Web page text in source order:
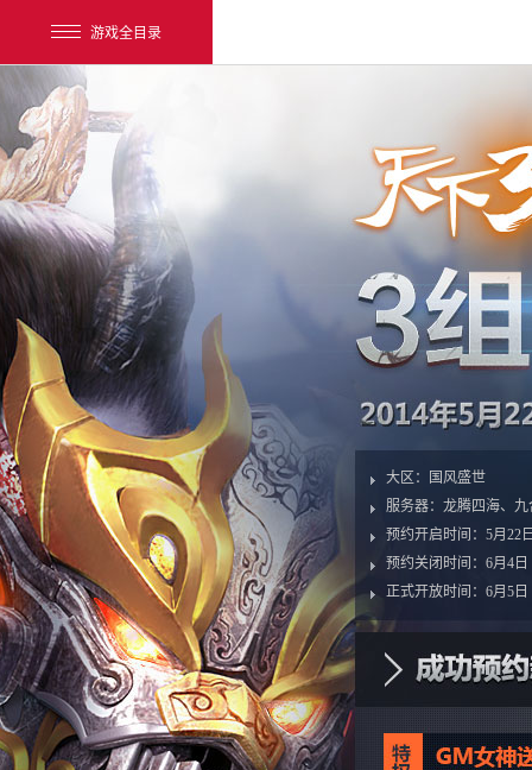
游戏全目录
网易游戏
游戏爱好者
我的足迹： 天下3
大区：
国风盛世
服务器： 龙腾四海、
预约开启时间： 5月22
预约关闭时间： 6月4
正式开放时间： 6月5